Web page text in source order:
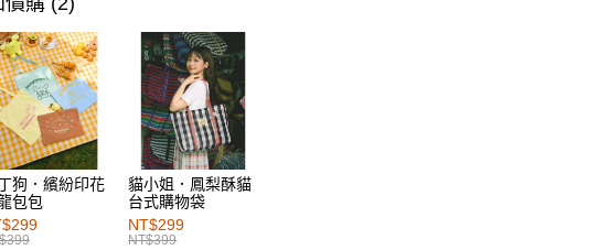
狗．繽紛印花
包包
貓小姐．鳳梨酥貓
台式購物袋
NT$299
NT$399